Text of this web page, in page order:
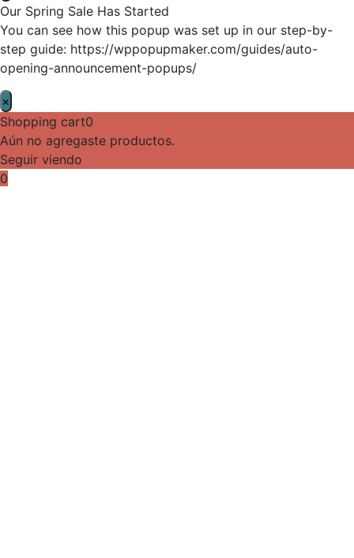
Our Spring Sale Has Started
You can see how this popup was set up in our step-by-
step guide: https://wppopupmaker.com/guides/auto-
opening-announcement-popups/
×
Shopping cart0
Aún no agregaste productos.
Seguir viendo
0